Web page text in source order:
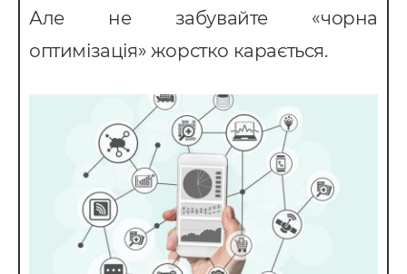
Але не забувайте «чорна
оптимізація» жорстко карається.